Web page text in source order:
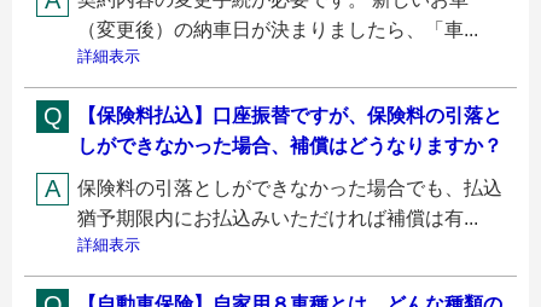
（変更後）の納車日が決まりましたら、「車...
詳細表示
【保険料払込】口座振替ですが、保険料の引落と
しができなかった場合、補償はどうなりますか？
保険料の引落としができなかった場合でも、払込
猶予期限内にお払込みいただければ補償は有...
詳細表示